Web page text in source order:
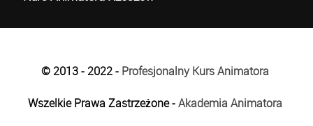
© 2013 - 2022 - Profesjonalny Kurs Animatora
Wszelkie Prawa Zastrzeżone -Akademia Animatora